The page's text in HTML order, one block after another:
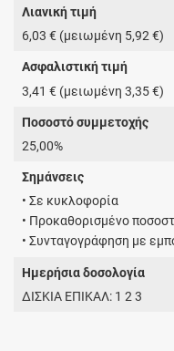
Λιανική τιμή
6,03 € (μειωμένη 5,92 €)
Ασφαλιστική τιμή
3,41 € (μειωμένη 3,35 €)
Ποσοστό συμμετοχής
25,00%
Σημάνσεις
• Σε κυκλοφορία
• Προκαθορισμένο
• Συνταγογράφηση με
Ημερήσια δοσολογία
ΔΙΣΚΙΑ ΕΠΙΚΑΛ: 1 2 3